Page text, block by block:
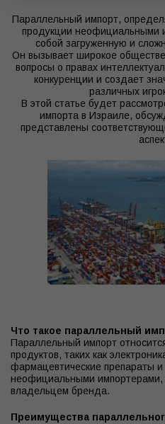
Параллельный импорт,
продукции неофициальными
собой загруженную и
Он вызывает широкое
вопросы о правах
конкуренции и создает
различных
В этой статье будет
импорта в Израиле,
представлены
Что такое параллельный
Параллельный импорт
продуктов, таких как
фармацевтические препараты и
неофициальными импортерами,
владельцем бренда.
Преимущества